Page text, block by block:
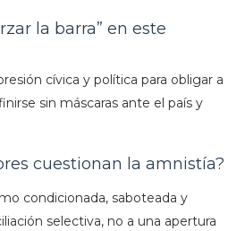
la barra” en este
cívica y política para obligar a
sin máscaras ante el país y
cuestionan la amnistía?
condicionada, saboteada y
selectiva, no a una apertura